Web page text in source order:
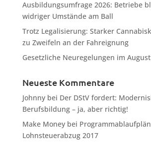
Ausbildungsumfrage 2026: Betriebe
widriger Umstände am Ball
Trotz Legalisierung: Starker
zu Zweifeln an der Fahreignung
Gesetzliche Neuregelungen im
Neueste Kommentare
Johnnybei Der DStV fordert:
Berufsbildung – ja, aber richtig!
Make Moneybei
Lohnsteuerabzug 2017